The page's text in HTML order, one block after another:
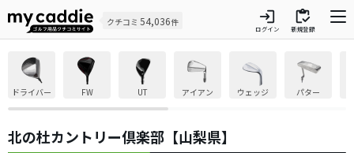
クチコミ 54,036件 login
ログイン
inventory
新規登録
ドライバー FW UT アイアン ウェッジ パター
北の杜カントリー倶楽部【山梨県】